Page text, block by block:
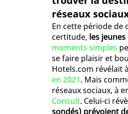
réseaux
En cette période de
certitude, les
moments simples
se faire plaisir et
Hotels.com révélait
en 2021. Mais
réseaux sociaux, à
Consult. Celui-ci
sondés) prévoient